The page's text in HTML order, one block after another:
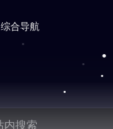
综合导航